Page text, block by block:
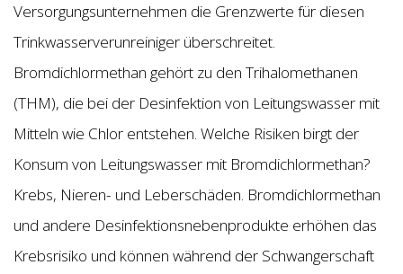
Versorgungsunternehmen die Grenzwerte für diesen
Trinkwasserverunreiniger überschreitet.
Bromdichlormethan gehört zu den Trihalomethanen
(THM), die bei der Desinfektion von Leitungswasser mit
Mitteln wie Chlor entstehen. Welche Risiken birgt der
Konsum von Leitungswasser mit Bromdichlormethan?
Krebs, Nieren- und Leberschäden. Bromdichlormethan
und andere Desinfektionsnebenprodukte erhöhen das
Krebsrisiko und können während der Schwangerschaft